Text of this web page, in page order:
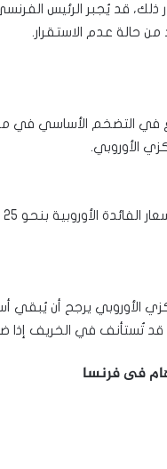
قد يُجبر الرئيس
من حالة عدم الاستقرار.
في التضخم الأساسي في
الأوروبي.
الأوروبي يرجح أن يُبقي
قد تُستأنف في الخريف